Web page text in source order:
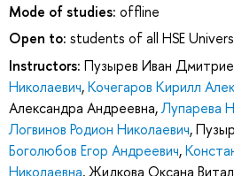
Mode of studies: offline
Open to: students of all HSE
Instructors: Пузырев Иван
Николаевич,Кочегаров Кирилл
Александра Андреевна,Лупарева
Логвинов Родион Николаевич,
Боголюбов Егор Андреевич,
Николаевна,Жидкова Оксана